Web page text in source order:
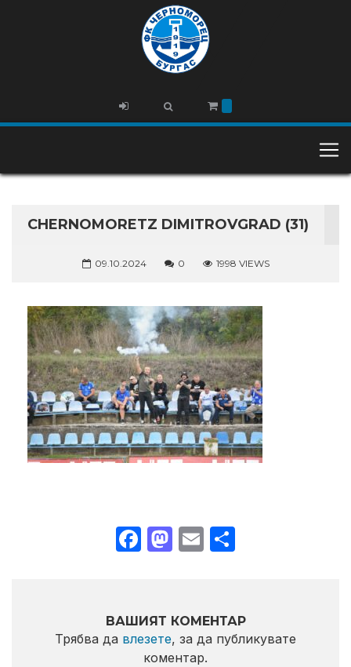
CHERNOMORETZ DIMITROVGRAD (31)
09.10.2024 0 1998 VIEWS
Facebook
Mastodon
Email
ВАШИЯТ КОМЕНТАР
Трябва да влезете, за да публикувате
коментар.